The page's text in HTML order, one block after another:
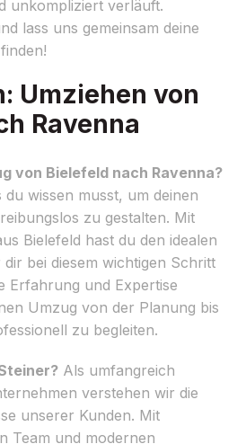
unkompliziert verläuft.
lass uns gemeinsam deine
Umziehen von
Ravenna
von Bielefeld nach Ravenna?
wissen musst, um deinen
zu gestalten. Mit
Bielefeld hast du den idealen
bei diesem wichtigen Schritt
Erfahrung und Expertise
Umzug von der Planung bis
zu begleiten.
Als umfangreich
verstehen wir die
unserer Kunden. Mit
Team und modernen